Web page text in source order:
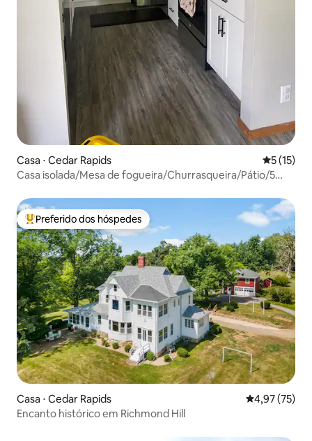
Casa ⋅ Cedar Rapids 5 de uma
5 (15)
Casa isolada/Mesa de fogueira/Churrasqueira/Pátio/5
Entre os melhores preferidos dos hóspedes
Preferido dos hóspedes
Casa ⋅ Cedar Rapids 4,97 de uma
4,97 (75)
Encanto histórico em Richmond Hill